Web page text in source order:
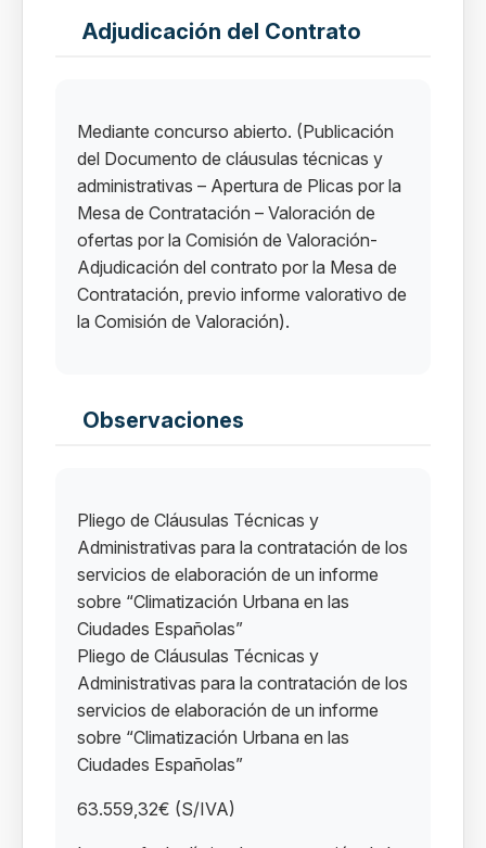
Adjudicación del Contrato
Mediante concurso abierto. (Publicación
del Documento de cláusulas técnicas y
administrativas – Apertura de Plicas por la
Mesa de Contratación – Valoración de
ofertas por la Comisión de Valoración-
Adjudicación del contrato por la Mesa de
Contratación, previo informe valorativo de
la Comisión de Valoración).
Observaciones
Pliego de Cláusulas Técnicas y
Administrativas para la contratación de los
servicios de elaboración de un informe
sobre “Climatización Urbana en las
Ciudades Españolas”
Pliego de Cláusulas Técnicas y
Administrativas para la contratación de los
servicios de elaboración de un informe
sobre “Climatización Urbana en las
Ciudades Españolas”
63.559,32€ (S/IVA)